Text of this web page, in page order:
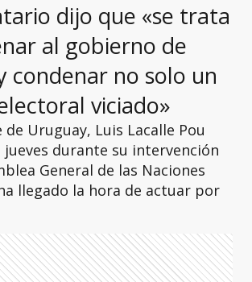
dijo que «se trata
al gobierno de
condenar no solo un
viciado»
Uruguay, Luis Lacalle Pou
jueves durante su intervención
General de las Naciones
llegado la hora de actuar por